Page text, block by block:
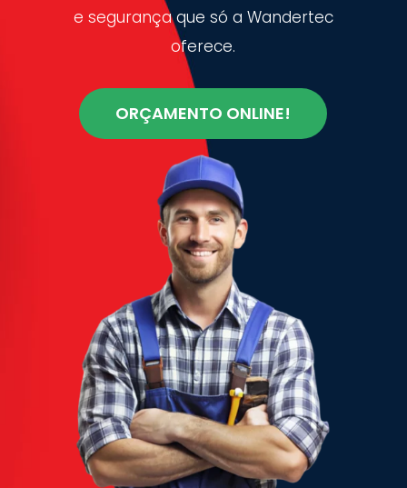
e segurança que só a Wandertec
oferece.
ORÇAMENTO ONLINE!